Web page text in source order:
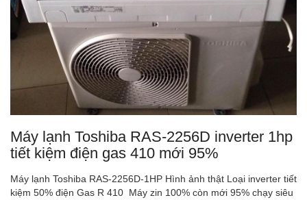
Máy lạnh Toshiba RAS-2256D inverter 1hp
tiết kiệm điện gas 410 mới 95%
Máy lạnh Toshiba RAS-2256D-1HP Hình ảnh thật Loại inverter tiết
kiệm 50% điện Gas R 410 Máy zin 100% còn mới 95% chạy siêu